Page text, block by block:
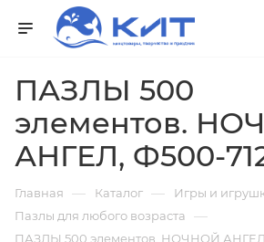
ПАЗЛЫ 500
элементов.
АНГЕЛ, Ф500-
Главная — Каталог — Игры и
Пазлы для любого возраста —
ПАЗЛЫ 500 элементов. НОЧНОЙ